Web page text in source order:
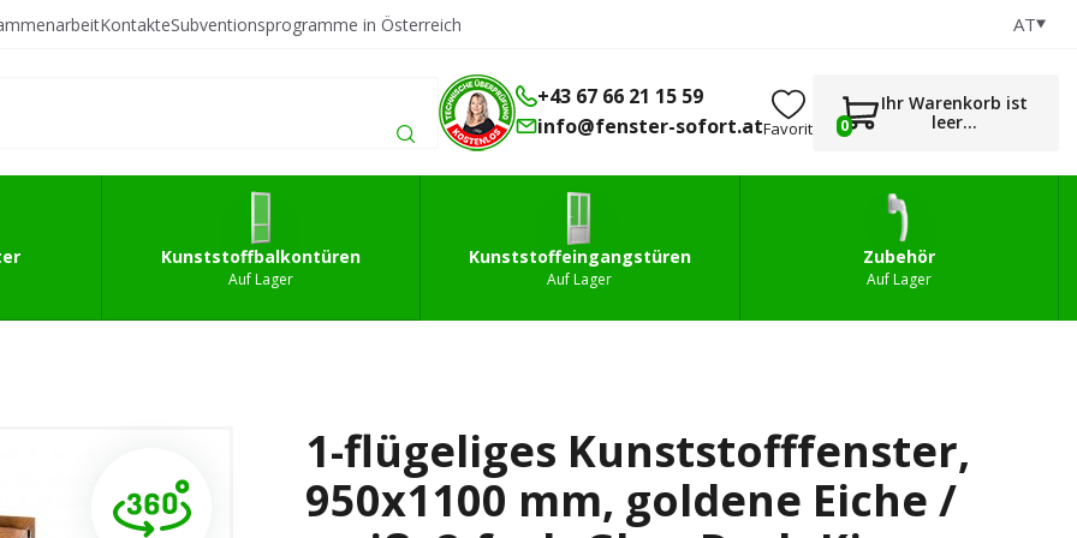
Kunststoffbalkontüren Kunststoffeingangstüren 0
KontakteSubventionsprogramme in Österreich AT
+43 67 66 21 15 59
info@fenster-sofort.atFavorit 0
Ihr Warenkorb ist
leer...
Kunststoffbalkontüren
Auf Lager
Kunststoffeingangstüren
Auf Lager
Zubehör
Auf Lager
1-flügeliges Kunststofffenster,
950x1100 mm, goldene Eiche /